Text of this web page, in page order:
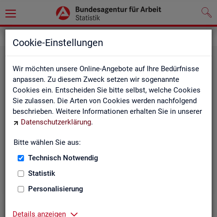
Cookie-Einstellungen
Wir möchten unsere Online-Angebote auf Ihre Bedürfnisse
anpassen. Zu diesem Zweck setzen wir sogenannte
Cookies ein. Entscheiden Sie bitte selbst, welche Cookies
Sie zulassen. Die Arten von Cookies werden nachfolgend
beschrieben. Weitere Informationen erhalten Sie in unserer
Datenschutzerklärung.
Bitte wählen Sie aus:
Technisch Notwendig
Statistik
Personalisierung
Details anzeigen
Me­tho­di­sche Hin­wei­se
Hintergrundinformationen und methodische Hinweise
zu den Fachstatistiken und weiteren Themen, z. B. zur